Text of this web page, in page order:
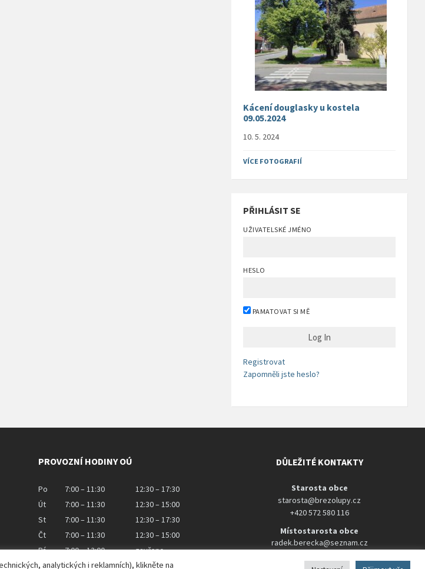
Kácení douglasky u kostela
09.05.2024
10. 5. 2024
VÍCE FOTOGRAFIÍ
PŘIHLÁSIT SE
UŽIVATELSKÉ JMÉNO
HESLO
PAMATOVAT SI MĚ
Registrovat
Zapomněli jste heslo?
PROVOZNÍ HODINY OÚ
Po 7:00 – 11:30
12:30 – 17:30
Út
7:00 – 11:30
12:30 – 15:00
St
7:00 – 11:30
12:30 – 17:30
Čt
7:00 – 11:30
12:30 – 15:00
Pá
7:00 – 12:00 zavřeno
DŮLEŽITÉ KONTAKTY
Starosta obce
starosta@brezolupy.cz
+420 572 580 116
Místostarosta obce
radek.berecka@seznam.cz
analytických i reklamních), klikněte na